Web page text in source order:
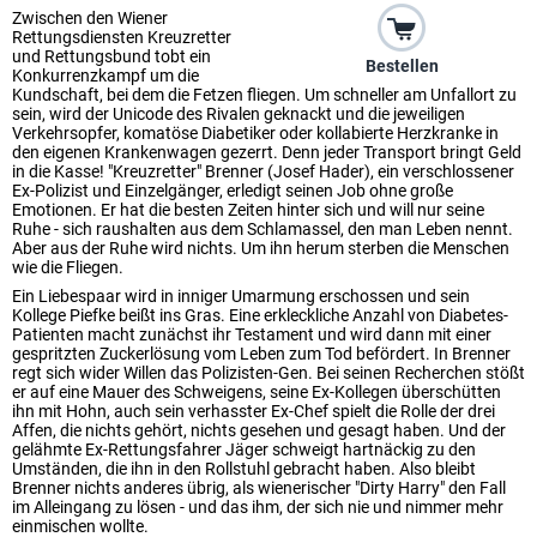
Bestellen
Zwischen den Wiener
Rettungsdiensten Kreuzretter
und Rettungsbund tobt ein
Konkurrenzkampf um die
Kundschaft, bei dem die Fetzen fliegen. Um schneller am Unfallort zu
sein, wird der Unicode des Rivalen geknackt und die jeweiligen
Verkehrsopfer, komatöse Diabetiker oder kollabierte Herzkranke in
den eigenen Krankenwagen gezerrt. Denn jeder Transport bringt Geld
in die Kasse! "Kreuzretter" Brenner (Josef Hader), ein verschlossener
Ex-Polizist und Einzelgänger, erledigt seinen Job ohne große
Emotionen. Er hat die besten Zeiten hinter sich und will nur seine
Ruhe - sich raushalten aus dem Schlamassel, den man Leben nennt.
Aber aus der Ruhe wird nichts. Um ihn herum sterben die Menschen
wie die Fliegen.
Ein Liebespaar wird in inniger Umarmung erschossen und sein
Kollege Piefke beißt ins Gras. Eine erkleckliche Anzahl von Diabetes-
Patienten macht zunächst ihr Testament und wird dann mit einer
gespritzten Zuckerlösung vom Leben zum Tod befördert. In Brenner
regt sich wider Willen das Polizisten-Gen. Bei seinen Recherchen stößt
er auf eine Mauer des Schweigens, seine Ex-Kollegen überschütten
ihn mit Hohn, auch sein verhasster Ex-Chef spielt die Rolle der drei
Affen, die nichts gehört, nichts gesehen und gesagt haben. Und der
gelähmte Ex-Rettungsfahrer Jäger schweigt hartnäckig zu den
Umständen, die ihn in den Rollstuhl gebracht haben. Also bleibt
Brenner nichts anderes übrig, als wienerischer "Dirty Harry" den Fall
im Alleingang zu lösen - und das ihm, der sich nie und nimmer mehr
einmischen wollte.